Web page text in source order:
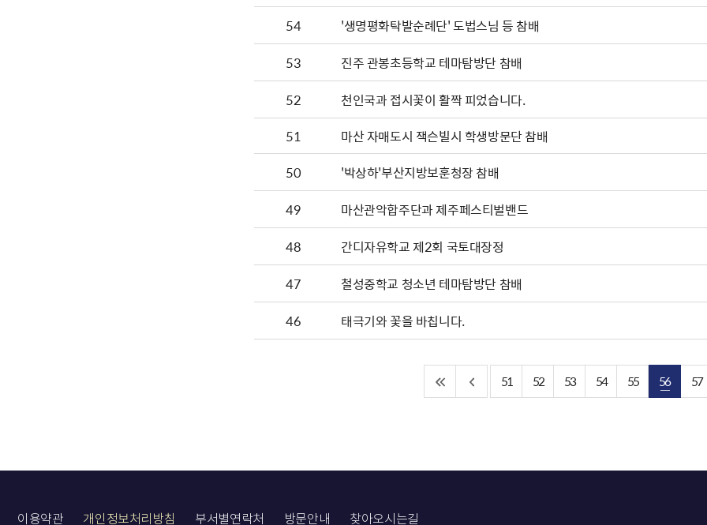
54
'생명평화탁발순례단' 도법스님 등 참배
53
진주 관봉초등학교 테마탐방단 참배
52
천인국과 접시꽃이 활짝 피었습니다.
51
마산 자매도시 잭슨빌시 학생방문단 참배
50
'박상하'부산지방보훈청장 참배
49
마산관악합주단과 제주페스티벌밴드
48
간디자유학교 제2회 국토대장정
47
철성중학교 청소년 테마탐방단 참배
46
태극기와 꽃을 바칩니다.
51 52 53 54 55 56 57
이용약관 개인정보처리방침 부서별연락처 방문안내 찾아오시는길